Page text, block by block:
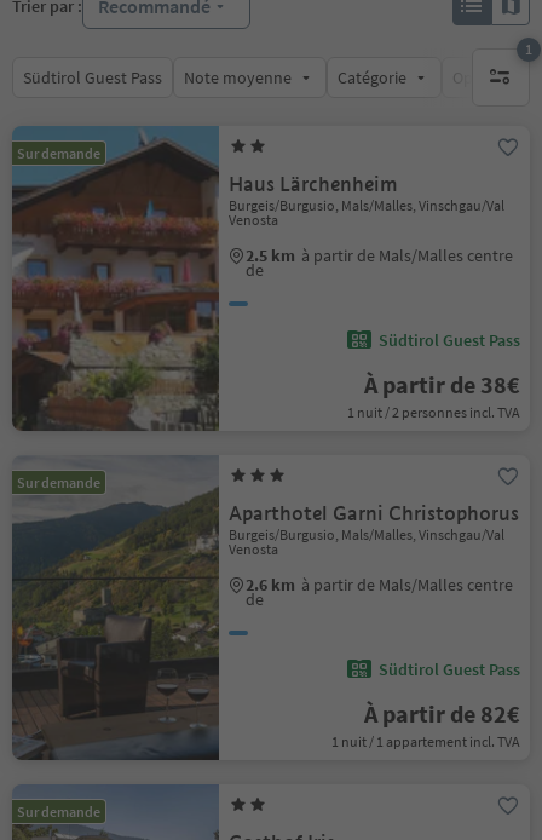
Trier par : Recommandé
Südtirol Guest Pass Note moyenne Catégorie Options de
1
1 filtre
Sur demande
Haus Lärchenheim
Burgeis/Burgusio, Mals/Malles, Vinschgau/Val
Venosta
2.5 km à partir de Mals/Malles centre
de
Südtirol Guest Pass
À partir de 38€
1 nuit / 2 personnes incl. TVA
Sur demande
Aparthotel Garni Christophorus
Burgeis/Burgusio, Mals/Malles, Vinschgau/Val
Venosta
2.6 km à partir de Mals/Malles centre
de
Südtirol Guest Pass
À partir de 82€
1 nuit / 1 appartement incl. TVA
Sur demande